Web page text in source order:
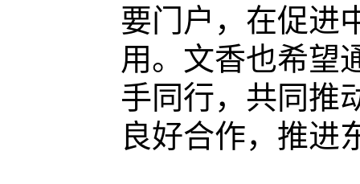
要门户，在促进
用。文香也希望
手同行，共同推
良好合作，推进